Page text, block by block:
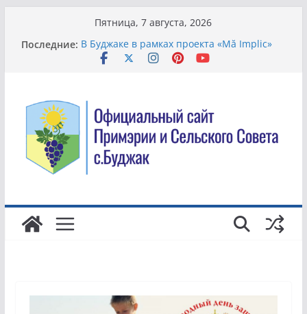
содержимому
Пятница, 7 августа, 2026
Последние: В Буджаке в рамках проекта «Mă Implic»
модернизируют систему управления
людьми.
Жители села Буджак вышли на
общеобластной субботник по
благоустройству территории
В Молдове хотят упростить смену банка и
сделать комиссии более понятными для
саду